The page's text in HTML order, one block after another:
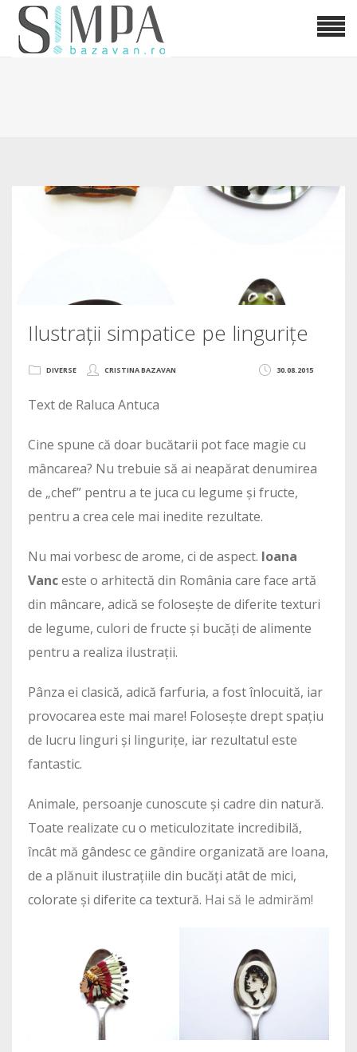
Ilustrații simpatice pe lingurițe
30.08.2015
DIVERSE CRISTINA BAZAVAN
Text de Raluca Antuca
Cine spune că doar bucătarii pot face magie cu
mâncarea? Nu trebuie să ai neapărat denumirea
de „chef” pentru a te juca cu legume și fructe,
pentru a crea cele mai inedite rezultate.
Nu mai vorbesc de arome, ci de aspect. Ioana
Vanceste o arhitectă din România care face artă
din mâncare, adică se folosește de diferite texturi
de legume, culori de fructe și bucăți de alimente
pentru a realiza ilustrații.
Pânza ei clasică, adică farfuria, a fost înlocuită, iar
provocarea este mai mare! Folosește drept spațiu
de lucru linguri și lingurițe, iar rezultatul este
fantastic.
Animale, persoanje cunoscute și cadre din natură.
Toate realizate cu o meticulozitate incredibilă,
încât mă gândesc ce gândire organizată are Ioana,
de a plănuit ilustrațiile din bucăți atât de mici,
colorate și diferite ca textură. Hai să le admirăm!